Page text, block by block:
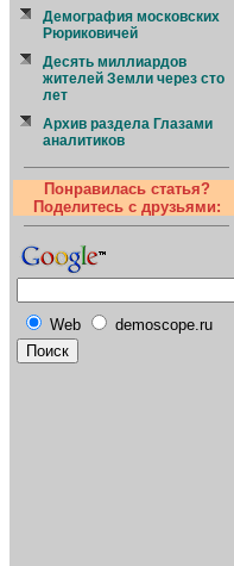
Демография московских
Рюриковичей
Десять миллиардов
жителей Земли через сто
лет
Архив раздела Глазами
аналитиков
Понравилась статья?
Поделитесь с друзьями:
Web demoscope.ru